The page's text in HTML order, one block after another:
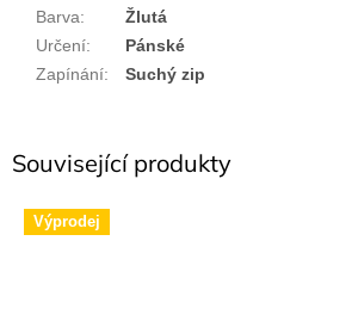
Související produkty
Výprodej
Barva:
Žlutá
Určení:
Pánské
Zapínání: Suchý zip